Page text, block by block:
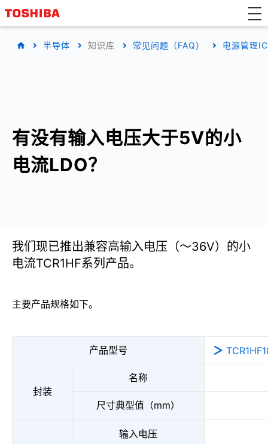
半导体 知识库 常见问题（FAQ） 电源管理IC
有没有输入电压大于5V的小
电流LDO？
我们现已推出兼容高输入电压（～36V）的小
电流TCR1HF系列产品。
主要产品规格如下。
产品型号
封装
名称
尺寸典型值（mm）
输入电压